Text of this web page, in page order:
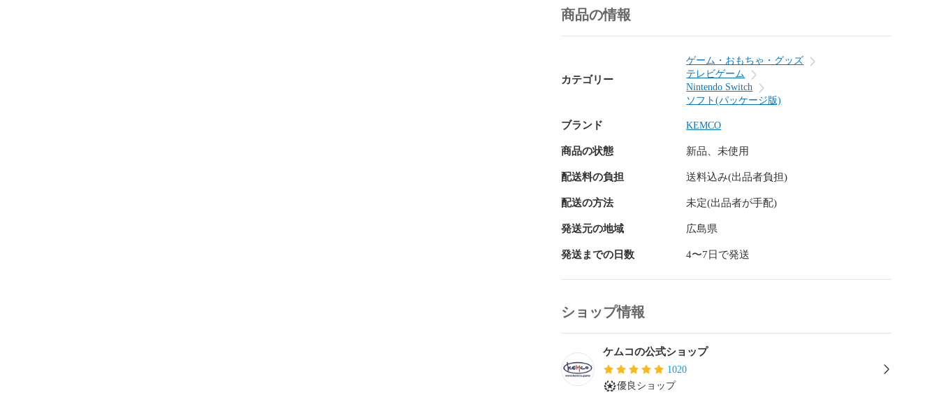
「アームド＆ゴーレム」
賞金首を狩るハンターと、意志を持ち口の悪い不思議なゴーレムの物
語。
砂塵とオイルの匂いに満ちた荒野を駆け、仲間たちと共に高額賞金を
手に入るゴーレムの特性を見極め、改造を重ねていくのが勝利へのカ
「聖戦クロニクル」
時、
声を上げたのは闇を喰らう禍々しき怪物だった……。
守護獣や聖獣たちと契約し、彼らとともに未知の戦場を切り分け進ん
でいく、
見届けよう。
※各タイトルの内容はダウンロード版と同様です。
【対応機種】
Nintendo Switch
【レーティング】
CERO B（12才以上対象）
商品の情報
カテゴリー
ゲーム・おもちゃ・グッズ
テレビゲーム
Nintendo Switch
ソフト(パッケージ版)
ブランド KEMCO
商品の状態 新品、未使用
配送料の負担 送料込み(出品者負担)
配送の方法 未定(出品者が手配)
発送元の地域 広島県
発送までの日数 4〜7日で発送
ショップ情報
ケムコの公式ショップ
1020
優良ショップ